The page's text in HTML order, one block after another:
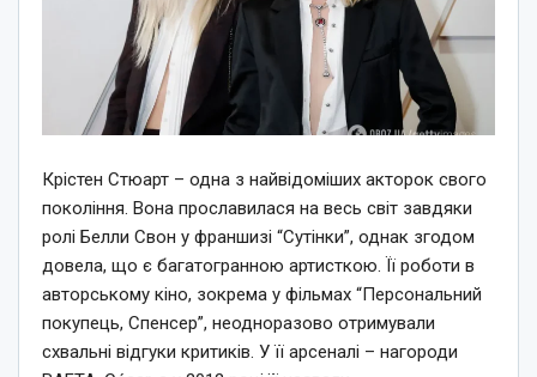
Крістен Стюарт – одна з найвідоміших акторок свого
покоління. Вона прославилася на весь світ завдяки
ролі Белли Свон у франшизі “Сутінки”, однак згодом
довела, що є багатогранною артисткою. Її роботи в
авторському кіно, зокрема у фільмах “Персональний
покупець, Спенсер”, неодноразово отримували
схвальні відгуки критиків. У її арсеналі – нагороди